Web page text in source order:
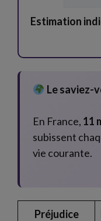
Estimation
Le saviez-
En France, 11
subissent
vie courante.
Préjudice